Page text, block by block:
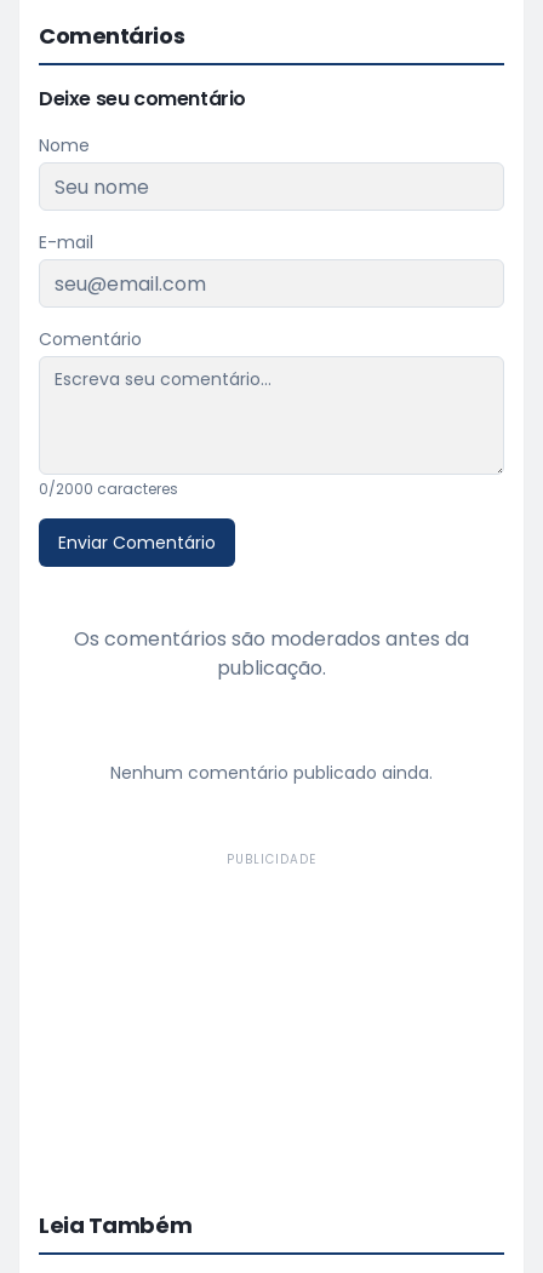
Comentários
Deixe seu comentário
Nome
E-mail
Comentário
0/2000 caracteres
Enviar Comentário
Os comentários são moderados antes da
publicação.
Nenhum comentário publicado ainda.
PUBLICIDADE
Leia Também